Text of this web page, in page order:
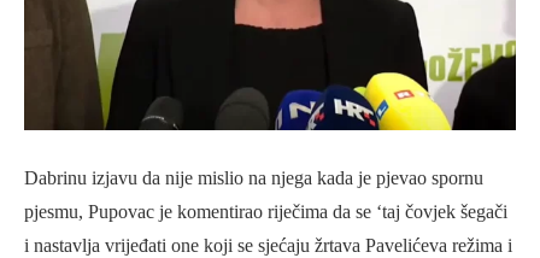
Dabrinu izjavu da nije mislio na njega kada je pjevao spornu
pjesmu, Pupovac je komentirao riječima da se ‘taj čovjek šegači
i nastavlja vrijeđati one koji se sjećaju žrtava Pavelićeva režima i